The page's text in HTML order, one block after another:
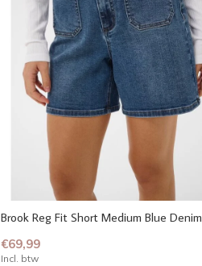
Brook Reg Fit Short Medium Blue Denim
€69,99
Incl. btw